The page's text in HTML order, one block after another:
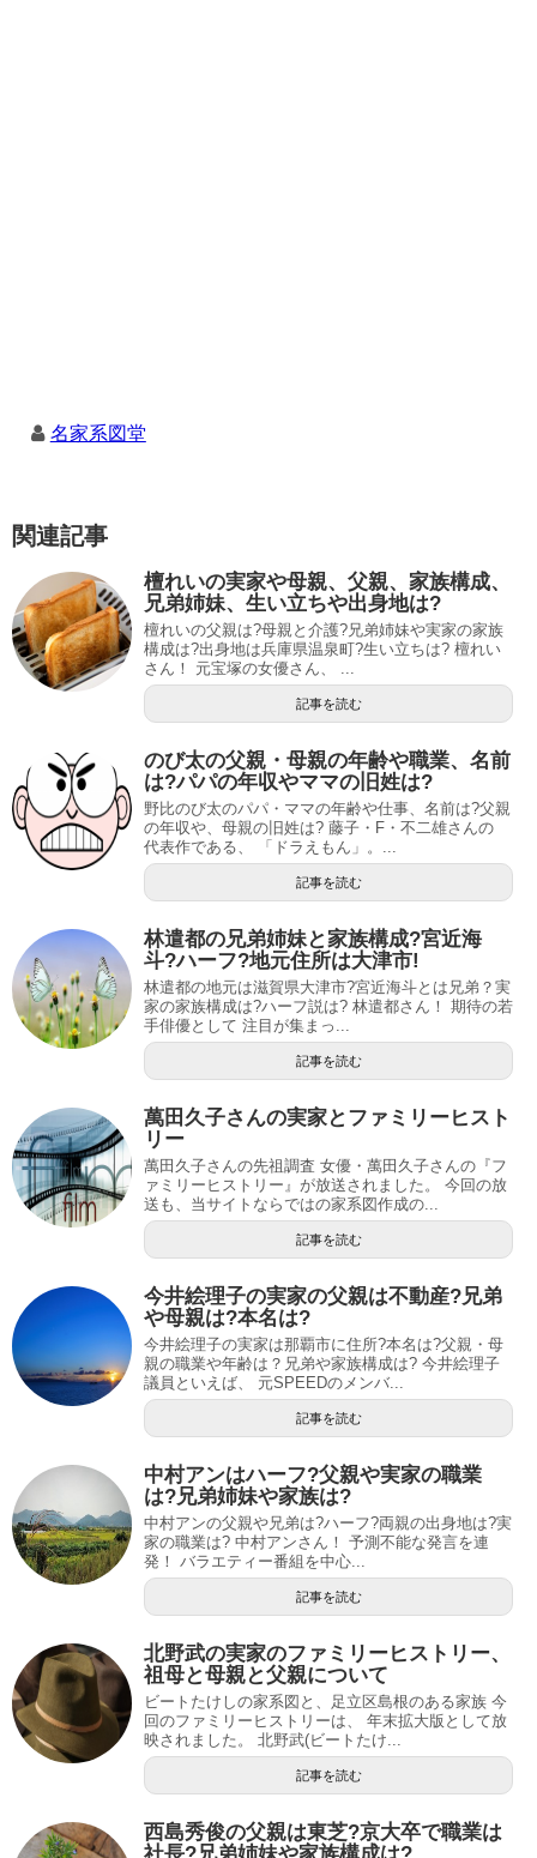
名家系図堂
関連記事
檀れいの実家や母親、父親、家族構成、
兄弟姉妹、生い立ちや出身地は?
檀れいの父親は?母親と介護?兄弟姉妹や実家の家族
構成は?出身地は兵庫県温泉町?生い立ちは? 檀れい
さん！ 元宝塚の女優さん、 ...
記事を読む
のび太の父親・母親の年齢や職業、名前
は?パパの年収やママの旧姓は?
野比のび太のパパ・ママの年齢や仕事、名前は?父親
の年収や、母親の旧姓は? 藤子・F・不二雄さんの
代表作である、 「ドラえもん」。...
記事を読む
林遣都の兄弟姉妹と家族構成?宮近海
斗?ハーフ?地元住所は大津市!
林遣都の地元は滋賀県大津市?宮近海斗とは兄弟？実
家の家族構成は?ハーフ説は? 林遣都さん！ 期待の若
手俳優として 注目が集まっ...
記事を読む
萬田久子さんの実家とファミリーヒスト
リー
萬田久子さんの先祖調査 女優・萬田久子さんの『フ
ァミリーヒストリー』が放送されました。 今回の放
送も、当サイトならではの家系図作成の...
記事を読む
今井絵理子の実家の父親は不動産?兄弟
や母親は?本名は?
今井絵理子の実家は那覇市に住所?本名は?父親・母
親の職業や年齢は？兄弟や家族構成は? 今井絵理子
議員といえば、 元SPEEDのメンバ...
記事を読む
中村アンはハーフ?父親や実家の職業
は?兄弟姉妹や家族は?
中村アンの父親や兄弟は?ハーフ?両親の出身地は?実
家の職業は? 中村アンさん！ 予測不能な発言を連
発！ バラエティー番組を中心...
記事を読む
北野武の実家のファミリーヒストリー、
祖母と母親と父親について
ビートたけしの家系図と、足立区島根のある家族 今
回のファミリーヒストリーは、 年末拡大版として放
映されました。 北野武(ビートたけ...
記事を読む
西島秀俊の父親は東芝?京大卒で職業は
社長?兄弟姉妹や家族構成は?